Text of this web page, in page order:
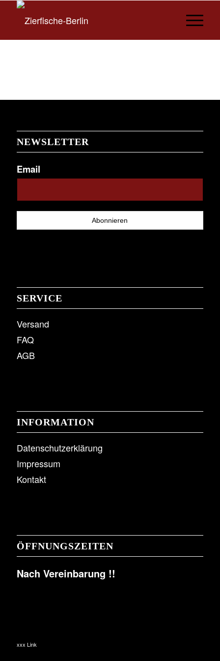
NEWSLETTER
Email
SERVICE
Versand
FAQ
AGB
INFORMATION
Datenschutzerklärung
Impressum
Kontakt
ÖFFNUNGSZEITEN
Nach Vereinbarung !!
xxx Link